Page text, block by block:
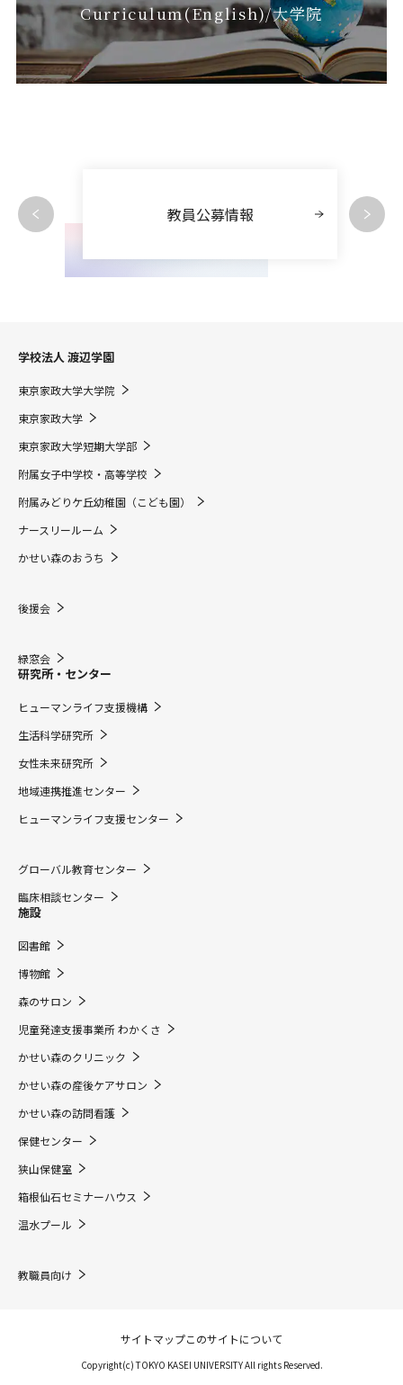
Curriculum(English)/大学院
教員公募情報
学校法人 渡辺学園
東京家政大学大学院
東京家政大学
東京家政大学短期大学部
附属女子中学校・高等学校
附属みどりケ丘幼稚園（こども園）
ナースリールーム
かせい森のおうち
後援会
緑窓会
研究所・センター
ヒューマンライフ支援機構
生活科学研究所
女性未来研究所
地域連携推進センター
ヒューマンライフ支援センター
グローバル教育センター
臨床相談センター
施設
図書館
博物館
森のサロン
児童発達支援事業所 わかくさ
かせい森のクリニック
かせい森の産後ケアサロン
かせい森の訪問看護
保健センター
狭山保健室
箱根仙石セミナーハウス
温水プール
教職員向け
サイトマップこのサイトについて
Copyright(c) TOKYO KASEI UNIVERSITY All rights Reserved.